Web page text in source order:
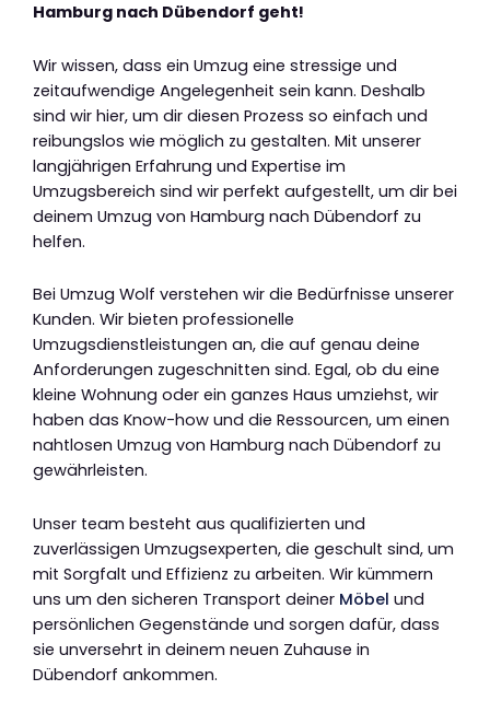
Hamburg nach Dübendorf geht!
Wir wissen, dass ein Umzug eine stressige und
zeitaufwendige Angelegenheit sein kann. Deshalb
sind wir hier, um dir diesen Prozess so einfach und
reibungslos wie möglich zu gestalten. Mit unserer
langjährigen Erfahrung und Expertise im
Umzugsbereich sind wir perfekt aufgestellt, um dir bei
deinem Umzug von Hamburg nach Dübendorf zu
helfen.
Bei Umzug Wolf verstehen wir die Bedürfnisse unserer
Kunden. Wir bieten professionelle
Umzugsdienstleistungen an, die auf genau deine
Anforderungen zugeschnitten sind. Egal, ob du eine
kleine Wohnung oder ein ganzes Haus umziehst, wir
haben das Know-how und die Ressourcen, um einen
nahtlosen Umzug von Hamburg nach Dübendorf zu
gewährleisten.
Unser team besteht aus qualifizierten und
zuverlässigen Umzugsexperten, die geschult sind, um
mit Sorgfalt und Effizienz zu arbeiten. Wir kümmern
uns um den sicheren Transport deiner Möbel und
persönlichen Gegenstände und sorgen dafür, dass
sie unversehrt in deinem neuen Zuhause in
Dübendorf ankommen.